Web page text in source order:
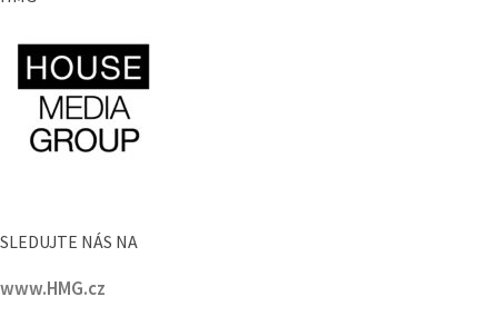
SLEDUJTE NÁS NA
PORTÁLY HMG :